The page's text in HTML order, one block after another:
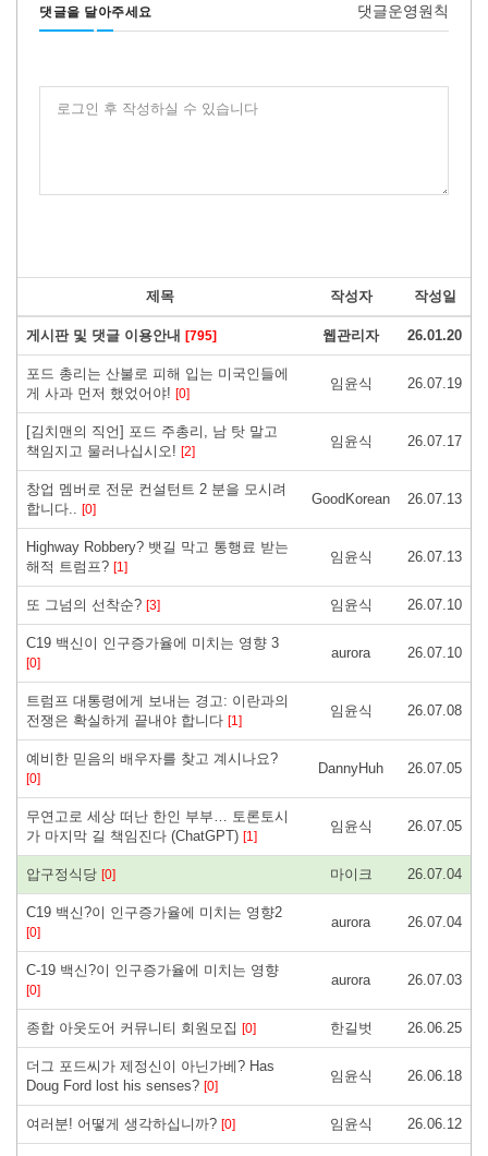
댓글을 달아주세요 댓글운영원칙
로그인 후 작성하실 수 있습니다
제목 작성자 작성일
게시판 및 댓글 이용안내 [795] 웹관리자 26.01.20
포드 총리는 산불로 피해 입는 미국인들에
게 사과 먼저 했었어야! [0]
임윤식 26.07.19
[김치맨의 직언] 포드 주총리, 남 탓 말고
책임지고 물러나십시오! [2]
임윤식 26.07.17
창업 멤버로 전문 컨설턴트 2 분을 모시려
합니다.. [0]
GoodKorean 26.07.13
Highway Robbery? 뱃길 막고 통행료 받는
해적 트럼프? [1]
임윤식 26.07.13
또 그넘의 선착순? [3] 임윤식 26.07.10
C19 백신이 인구증가율에 미치는 영향 3
[0]
aurora 26.07.10
트럼프 대통령에게 보내는 경고: 이란과의
전쟁은 확실하게 끝내야 합니다 [1]
임윤식 26.07.08
예비한 믿음의 배우자를 찾고 계시나요?
[0]
DannyHuh 26.07.05
무연고로 세상 떠난 한인 부부… 토론토시
가 마지막 길 책임진다 (ChatGPT) [1]
임윤식 26.07.05
압구정식당 [0] 마이크 26.07.04
C19 백신?이 인구증가율에 미치는 영향2
[0]
aurora 26.07.04
C-19 백신?이 인구증가율에 미치는 영향
[0]
aurora 26.07.03
종합 아웃도어 커뮤니티 회원모집 [0] 한길벗 26.06.25
더그 포드씨가 제정신이 아닌가베? Has
Doug Ford lost his senses? [0]
임윤식 26.06.18
여러분! 어떻게 생각하십니까? [0] 임윤식 26.06.12